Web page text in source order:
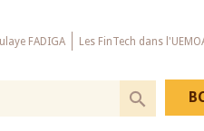
FADIGA Les FinTech dans